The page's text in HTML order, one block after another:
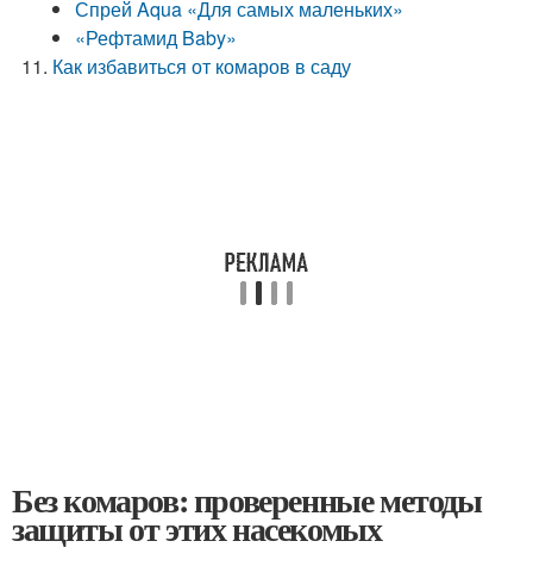
Спрей Aqua «Для самых маленьких»
«Рефтамид Baby»
Как избавиться от комаров в саду
Без комаров: проверенные методы
защиты от этих насекомых